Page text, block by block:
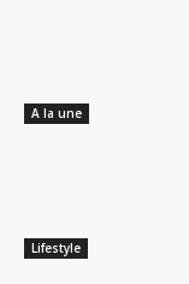
A la une
Lifestyle